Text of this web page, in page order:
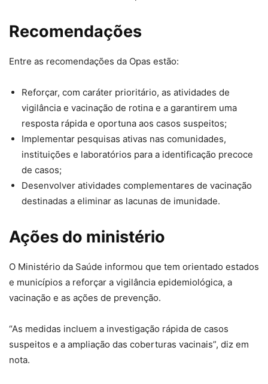
Recomendações
Entre as recomendações da Opas estão:
Reforçar, com caráter prioritário, as atividades de
vigilância e vacinação de rotina e a garantirem uma
resposta rápida e oportuna aos casos suspeitos;
Implementar pesquisas ativas nas comunidades,
instituições e laboratórios para a identificação precoce
de casos;
Desenvolver atividades complementares de vacinação
destinadas a eliminar as lacunas de imunidade.
Ações do ministério
O Ministério da Saúde informou que tem orientado estados
e municípios a reforçar a vigilância epidemiológica, a
vacinação e as ações de prevenção.
“As medidas incluem a investigação rápida de casos
suspeitos e a ampliação das coberturas vacinais”, diz em
nota.